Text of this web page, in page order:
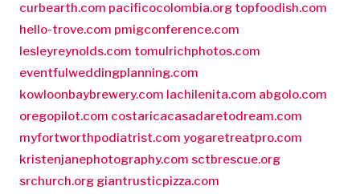
curbearth.com pacificocolombia.org topfoodish.com
hello-trove.com pmigconference.com
lesleyreynolds.com tomulrichphotos.com
eventfulweddingplanning.com
kowloonbaybrewery.com lachilenita.com abgolo.com
oregopilot.com costaricacasadaretodream.com
myfortworthpodiatrist.com yogaretreatpro.com
kristenjanephotography.com sctbrescue.org
srchurch.org giantrusticpizza.com